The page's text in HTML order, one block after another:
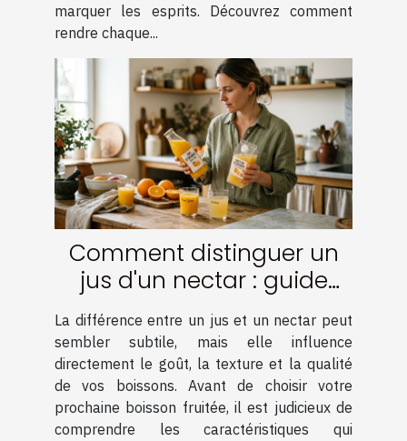
marquer les esprits. Découvrez comment
rendre chaque...
Comment distinguer un
jus d'un nectar : guide
pratique
La différence entre un jus et un nectar peut
sembler subtile, mais elle influence
directement le goût, la texture et la qualité
de vos boissons. Avant de choisir votre
prochaine boisson fruitée, il est judicieux de
comprendre les caractéristiques qui